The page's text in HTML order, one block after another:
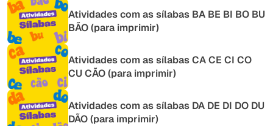
Atividades com as sílabas BA BE BI BO BU
BÃO (para imprimir)
Atividades com as sílabas CA CE CI CO
CU CÃO (para imprimir)
Atividades com as sílabas DA DE DI DO DU
DÃO (para imprimir)